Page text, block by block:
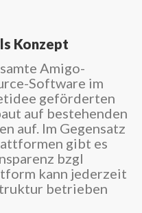
Konzept
Amigo-
Software im
geförderten
auf bestehenden
auf. Im Gegensatz
gibt es
bzgl
kann jederzeit
betrieben